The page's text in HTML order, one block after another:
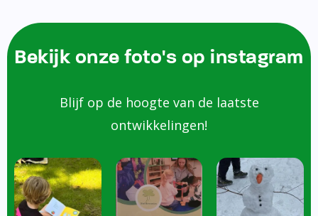
Bekijk onze foto's op instagram
Blijf op de hoogte van de laatste
ontwikkelingen!